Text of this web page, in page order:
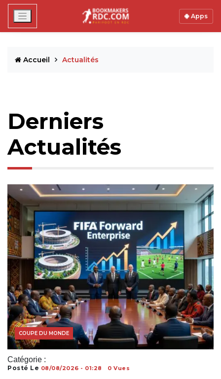
Apps
Accueil Actualités
Derniers
Actualités
Catégorie :
COUPE DU MONDE
Posté Le 08/08/2026 - 01:28 0 Vues